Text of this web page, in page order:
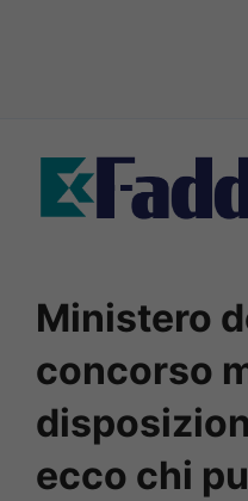
contenuto
Ministero
concorso
ecco chi